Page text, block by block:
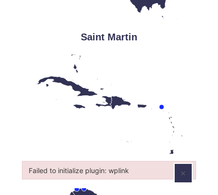
Saint Martin
Martinique
Failed to initialize plugin: wplink ×
Failed to initialize plugin: wplink